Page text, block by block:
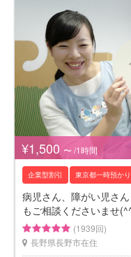
¥1,500 〜 /1時間
企業型割引 東京都一時預かり
病児さん、障がい児さ
もご相談くださいませ
(1939回)
長野県長野市在住